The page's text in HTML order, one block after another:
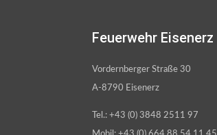
Feuerwehr Eisenerz
Vordernberger Straße 30
A-8790 Eisenerz
Tel.: +43 (0) 3848 2511 97